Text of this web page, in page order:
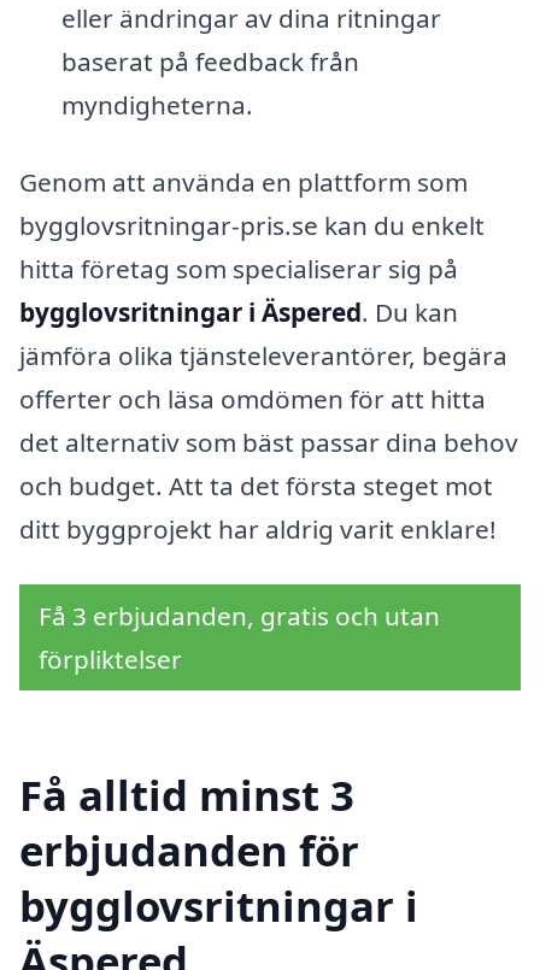
eller ändringar av dina ritningar
baserat på feedback från
myndigheterna.
Genom att använda en plattform som
bygglovsritningar-pris.se kan du enkelt
hitta företag som specialiserar sig på
bygglovsritningar i Äspered. Du kan
jämföra olika tjänsteleverantörer, begära
offerter och läsa omdömen för att hitta
det alternativ som bäst passar dina behov
och budget. Att ta det första steget mot
ditt byggprojekt har aldrig varit enklare!
Få 3 erbjudanden, gratis och utan
förpliktelser
Få alltid minst 3
erbjudanden för
bygglovsritningar i